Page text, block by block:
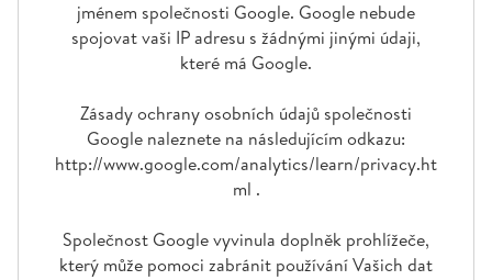
jménem společnosti Google. Google nebude
spojovat vaši IP adresu s žádnými jinými údaji,
které má Google.
Zásady ochrany osobních údajů společnosti
Google naleznete na následujícím odkazu:
http://www.google.com/analytics/learn/privacy.ht
ml .
Společnost Google vyvinula doplněk prohlížeče,
který může pomoci zabránit používání Vašich dat